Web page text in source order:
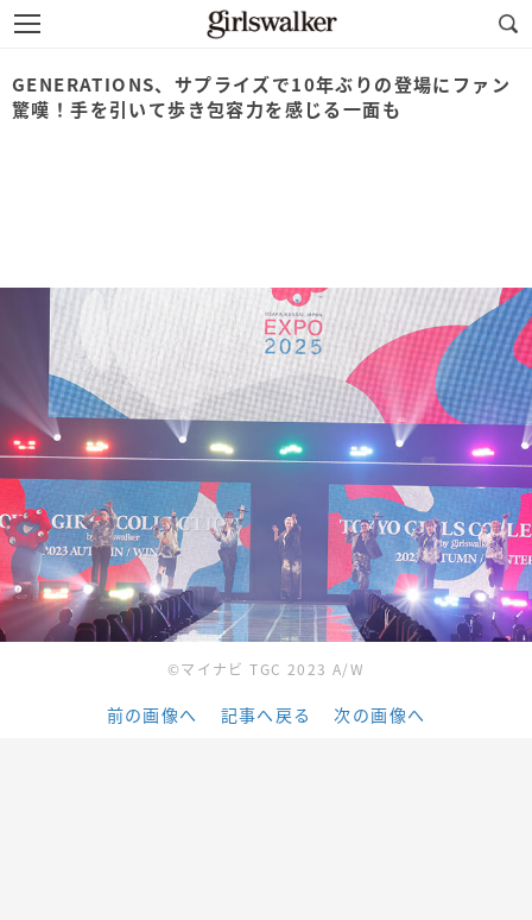
GENERATIONS、サプライズで10年ぶりの登場にファン
驚嘆！手を引いて歩き包容力を感じる一面も
©マイナビ TGC 2023 A/W
前の画像へ 記事へ戻る 次の画像へ